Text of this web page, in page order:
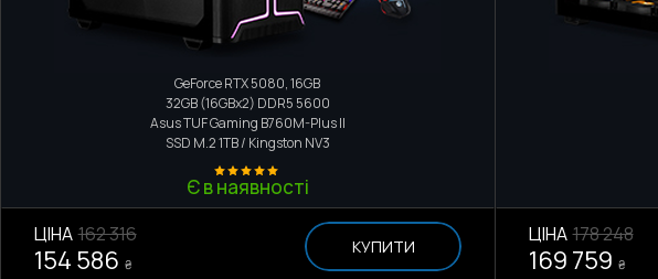
Ігровий комп'ютер
GeForce RTX 5080, 16GB
32GB (16GBx2) DDR5 5600
Asus TUF Gaming B760M-Plus II
SSD M.21TB / Kingston NV3
Є в наявності
ЦІНА 162 316
154 586 ₴
КУПИТИ ЦІНА 178 248
169 759 ₴